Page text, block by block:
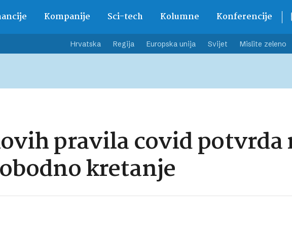
Kompanije Sci-tech Kolumne Konferencije
Hrvatska Regija Europska unija Svijet Mislite zeleno
pravila covid
kretanje